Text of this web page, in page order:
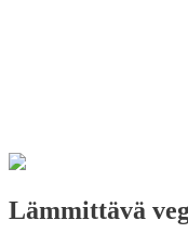
Lämmittävä